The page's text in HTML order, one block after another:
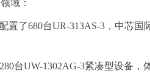
域：
了680台UR-313AS-3，中芯国
台UW-1302AG-3紧凑型设备